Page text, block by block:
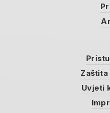
Zaštita
Uvjeti